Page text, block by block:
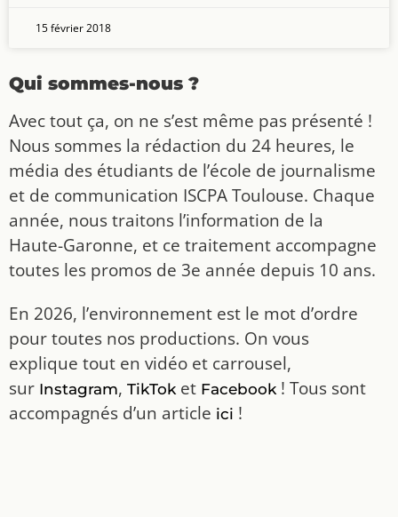
15 février 2018
Qui sommes-nous ?
Avec tout ça, on ne s’est même pas présenté !
Nous sommes la rédaction du 24 heures, le
média des étudiants de l’école de journalisme
et de communication ISCPA Toulouse. Chaque
année, nous traitons l’information de la
Haute-Garonne, et ce traitement accompagne
toutes les promos de 3e année depuis 10 ans.
En 2026, l’environnement est le mot d’ordre
pour toutes nos productions. On vous
explique tout en vidéo et carrousel,
sur Instagram, TikToket Facebook! Tous sont
accompagnés d’un article ici !